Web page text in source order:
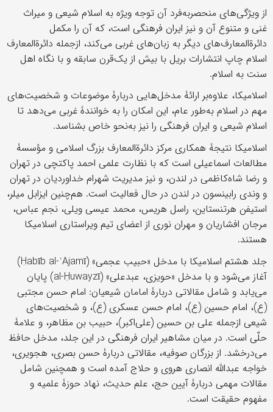
از ویژگی‌های منحصربه‌فرد آن توجه ویژه به اسلام شیعی و میراث
غنی و متنوع آن و نیز ایران فرهنگی است، که آن را مکمل
دائرﺓ‌المعارف‌‎های دیگر به زبا‌ن‌های غربی می‌کند، ازجمله دائرﺓ‌المعارف
اسلام چاپ انتشارات بریل با بیش از یک‌قرن سابقه و با نگاه اهل
سنت به اسلام.
اسلامیکا، علاوه‌بر ارائۀ مدخل‌هایی دربارۀ موضوعات و شخصیت‌های
مهم در اسلام به‌طور عام، این امکان را به خوانندۀ غربی می‌دهد تا
اسلام شیعی و ایران فرهنگی را نیز به‌نحو خاص بشناسد.
اسلامیکا نتیجۀ همکاری مرکز دائرﺓ‌المعارف بزرگ اسلامی و مؤسسۀ
مطالعات اسماعیلی است که با نظارت علمی احمد پاکتچی در تهران
و رضا شاه‌کاظمی در لندن، و نیز مدیریت شهرام خداوردیان در تهران
و وندی رابینسون در لندن در حال فعالیت است. هم‌چنین ایزابل میلر،
استیفن هرتنستاین، راسل هریس، محمد عیسی ویلی، نجم عباس،
مرجان افشاریان و مهران نوری از اعضای تیم ویراستاری اسلامیکا
هستند.
جلد هشتم اسلامیکا با مدخل «حبیب عجمی» (Ḥabīb al-ʿAjamī)
آغاز می‌شود و با مدخل «حویزی، عبدعلی» (al-Ḥuwayzī) پایان
می‌یابد و شامل مقالاتی دربارۀ امامان شیعیان: امام حسن مجتبی
(ع)، امام حسین (ع)، امام حسن عسکری (ع)، و شخصیت‌های
شیعی ازجمله علی بن حسین (علی‌اکبر)، حبیب بن مظاهر، و علامۀ
حلّی است. در میان مشاهیر ایران فرهنگی در این جلد، مدخل حافظ
می‌درخشد. از بزرگان صوفیه، مقالاتی دربارۀ حسن بصری، هجویری،
خواجه عبدالله انصاری هروی و حلاج آمده است و همچنین شامل
مقالات مهمی دربارۀ آیین حج، علم حدیث، نهاد حوزۀ علمیه و
مفهوم حقیقت است.